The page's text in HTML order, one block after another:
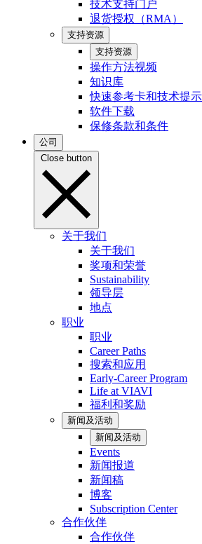
技术支持门户
退货授权（RMA）
支持资源
支持资源
操作方法视频
知识库
快速参考卡和技术提示
软件下载
保修条款和条件
公司
Close button
关于我们
关于我们
奖项和荣誉
Sustainability
领导层
地点
职业
职业
Career Paths
搜索和应用
Early-Career Program
Life at VIAVI
福利和奖励
新闻及活动
新闻及活动
Events
新闻报道
新闻稿
博客
Subscription Center
合作伙伴
合作伙伴